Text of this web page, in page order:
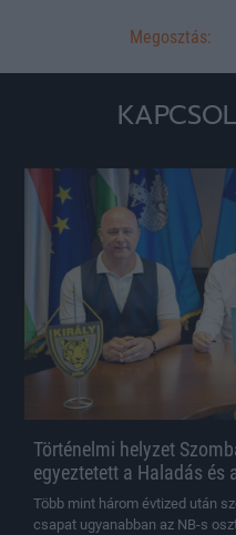
Megosztás:
Történelmi helyzet
egyeztetett a Haladás és
Több mint három évtized után
csapat ugyanabban az NB-s